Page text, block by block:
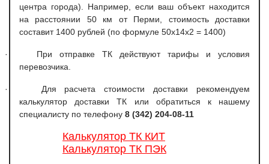
центра города). Например, если ваш объект находится
на расстоянии 50 км от Перми, стоимость доставки
составит 1400 рублей (по формуле 50х14х2 = 1400)
·
При отправке ТК действуют тарифы и условия
перевозчика.
·
Для расчета стоимости доставки рекомендуем
калькулятор доставки ТК или обратиться к нашему
специалисту по телефону 8 (342) 204-08-11
Калькулятор ТК КИТ
Калькулятор ТК ПЭК